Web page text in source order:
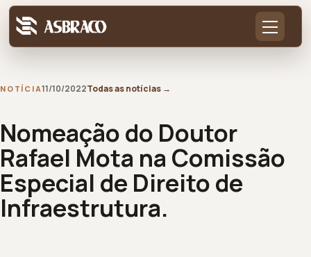
NOTÍCIA11/10/2022Todas as notícias →
Nomeação do Doutor
Rafael Mota na Comissão
Especial de Direito de
Infraestrutura.